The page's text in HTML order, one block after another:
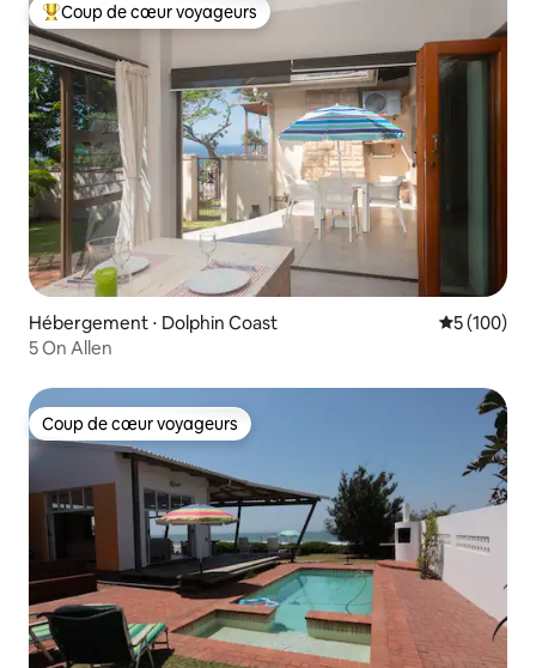
Coups de cœur voyageurs les plus appréciés
Coup de cœur voyageurs
Hébergement ⋅ Dolphin Coast Évaluation
5 (100)
5 On Allen
Coup de cœur voyageurs
Coup de cœur voyageurs